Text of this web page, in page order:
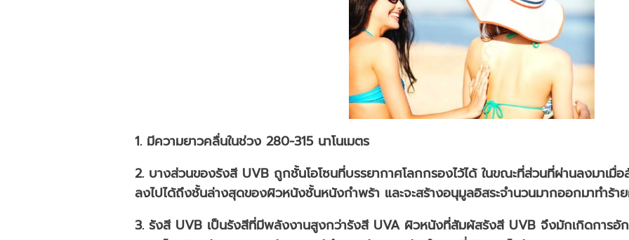
1. มีความยาวคลื่นในช่วง 280-315 นาโนเมตร
2. บางส่วนของรังสี UVB ถูกชั้นโอโซนที่บรรยากาศโลกกรองไว้ได้ ในขณะที่ส่วนที่ผ่านลงมาเ
ลงไปได้ถึงชั้นล่างสุดของผิวหนังชั้นหนังกำพร้า และจะสร้างอนุมูลอิสระจำนวนมากออกมาทำร้า
3. รังสี UVB เป็นรังสีที่มีพลังงานสูงกว่ารังสี UVA ผิวหนังที่สัมผัสรังสี UVB จึงมักเกิดการอั